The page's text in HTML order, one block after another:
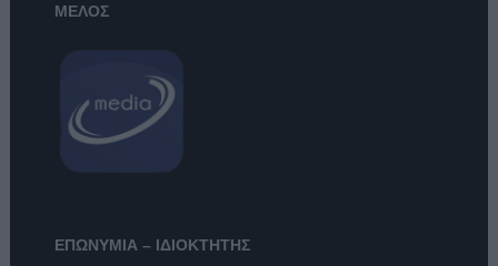
ΜΕΛΟΣ
ΕΠΩΝΥΜΙΑ – ΙΔΙΟΚΤΗΤΗΣ